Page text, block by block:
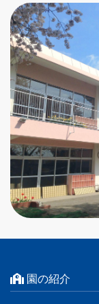
園の紹介